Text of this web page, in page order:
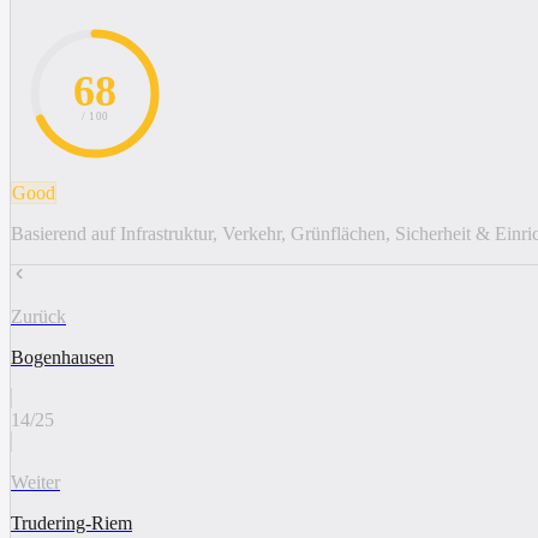
68
/ 100
Good
Basierend auf Infrastruktur, Verkehr, Grünflächen, Sicherheit &
Zurück
Bogenhausen
14/25
Weiter
Trudering-Riem